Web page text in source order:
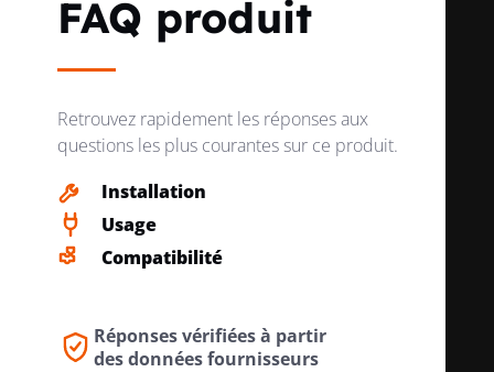
MIN./MAX., STATIQUE
FAIBLE DÉGAGEMENT DE FUMÉE SELON
IEC 61034-2
FAQ produit
Retrouvez rapidement les réponses aux
questions les plus courantes sur ce produit.
Installation
Usage
Compatibilité
Réponses vérifiées à partir
des données fournisseurs